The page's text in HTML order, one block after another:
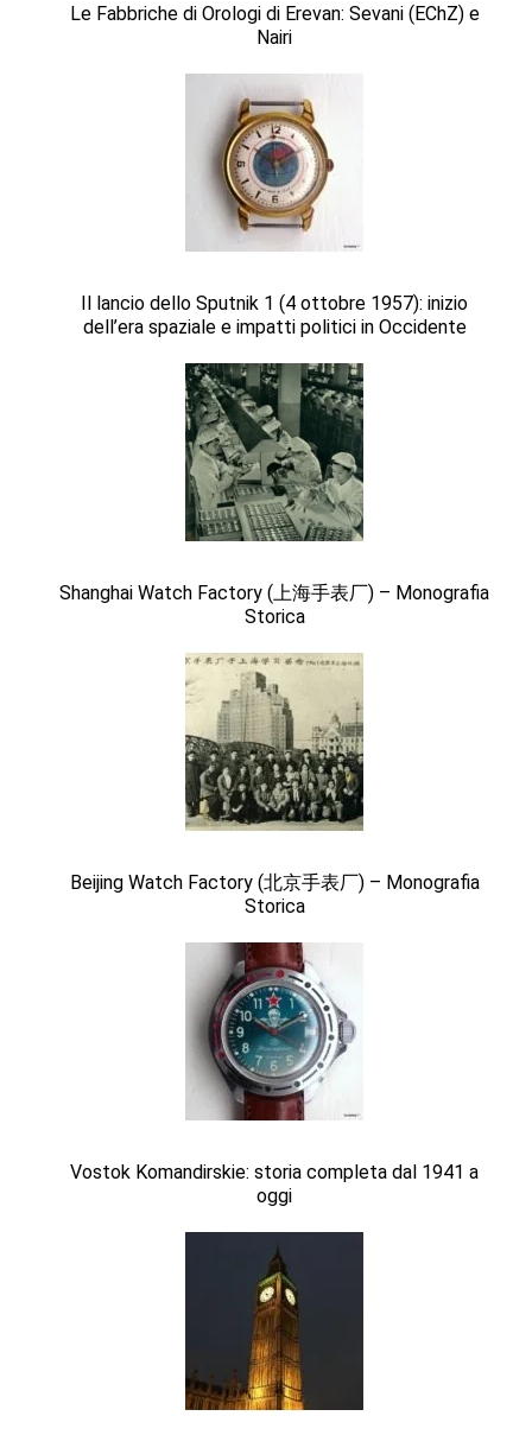
Le Fabbriche di Orologi di Erevan: Sevani (EChZ) e
Nairi
Il lancio dello Sputnik 1 (4 ottobre 1957): inizio
dell’era spaziale e impatti politici in Occidente
Shanghai Watch Factory (上海手表厂) – Monografia
Storica
Beijing Watch Factory (北京手表厂) – Monografia
Storica
Vostok Komandirskie: storia completa dal 1941 a
oggi